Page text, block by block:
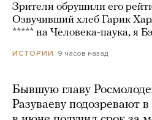
Зрители обрушили его
Озвучивший хлеб Гарик
***** на Человека-паука, я
ИСТОРИИ 9 часов назад
Бывшую главу
Разуваеву подозревают